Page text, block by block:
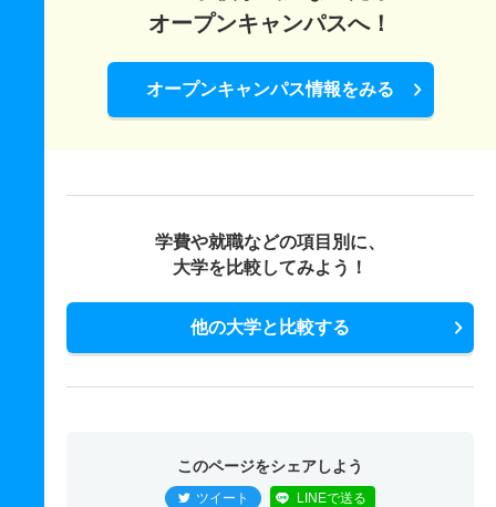
オープンキャンパスへ！
オープンキャンパス情報をみる
学費や就職などの項目別に、
大学を比較してみよう！
他の大学と比較する
このページをシェアしよう
ツイート LINEで送る